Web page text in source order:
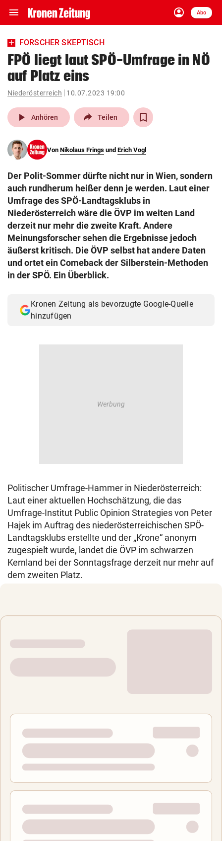
menu Navigation
ein-/ausklappen
account_circle
Anmelden
Abo
close Schließen
account_circle Anmelden
pin_drop
Wien arrow_right
search
eingeben
Muthgasse 2, 1190 Wien
FORSCHER SKEPTISCH
FPÖ liegt laut SPÖ-Umfrage in NÖ
auf Platz eins
Niederösterreich 10.07.2023 19:00
play_arrow Anhören Teilen
Von Nikolaus Frings und Erich Vogl
Der Polit-Sommer dürfte nicht nur in Wien, sondern
auch rundherum heißer denn je werden. Laut einer
Umfrage des SPÖ-Landtagsklubs in
Niederösterreich wäre die ÖVP im weiten Land
derzeit nur mehr die zweite Kraft. Andere
Meinungsforscher sehen die Ergebnisse jedoch
äußerst kritisch. Die ÖVP selbst hat andere Daten
und ortet ein Comeback der Silberstein-Methoden
in der SPÖ. Ein Überblick.
Kronen Zeitung als bevorzugte Google-Quelle
hinzufügen
Politischer Umfrage-Hammer in Niederösterreich:
Laut einer aktuellen Hochschätzung, die das
Umfrage-Institut Public Opinion Strategies von Peter
Hajek im Auftrag des niederösterreichischen SPÖ-
Landtagsklubs erstellte und der „Krone“ anonym
zugespielt wurde, landet die ÖVP im schwarzen
Kernland bei der Sonntagsfrage derzeit nur mehr auf
dem zweiten Platz.